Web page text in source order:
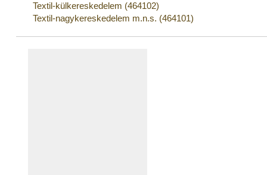
Textil-külkereskedelem (464102)
Textil-nagykereskedelem m.n.s. (464101)